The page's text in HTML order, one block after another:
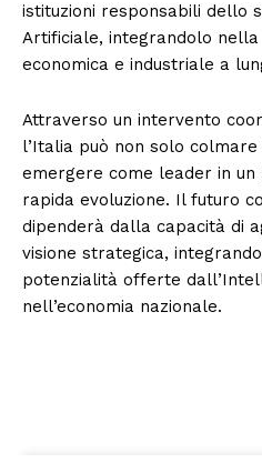
istituzioni responsabili dello
Artificiale, integrandolo
economica e industriale a
Attraverso un intervento
l’Italia può non solo
emergere come leader in
rapida evoluzione. Il futuro
dipenderà dalla capacità di
visione strategica,
potenzialità offerte
nell’economia nazionale.